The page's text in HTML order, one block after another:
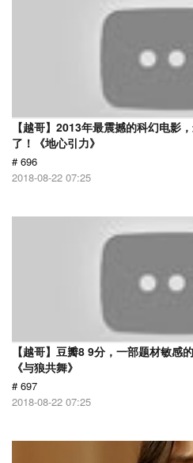
【越哥】2013年最震撼的科幻电影
了！《地心引力》
# 696
2018-08-22 07:25
【越哥】豆瓣8 9分，一部题材敏感
《与狼共舞》
# 697
2018-08-22 07:25